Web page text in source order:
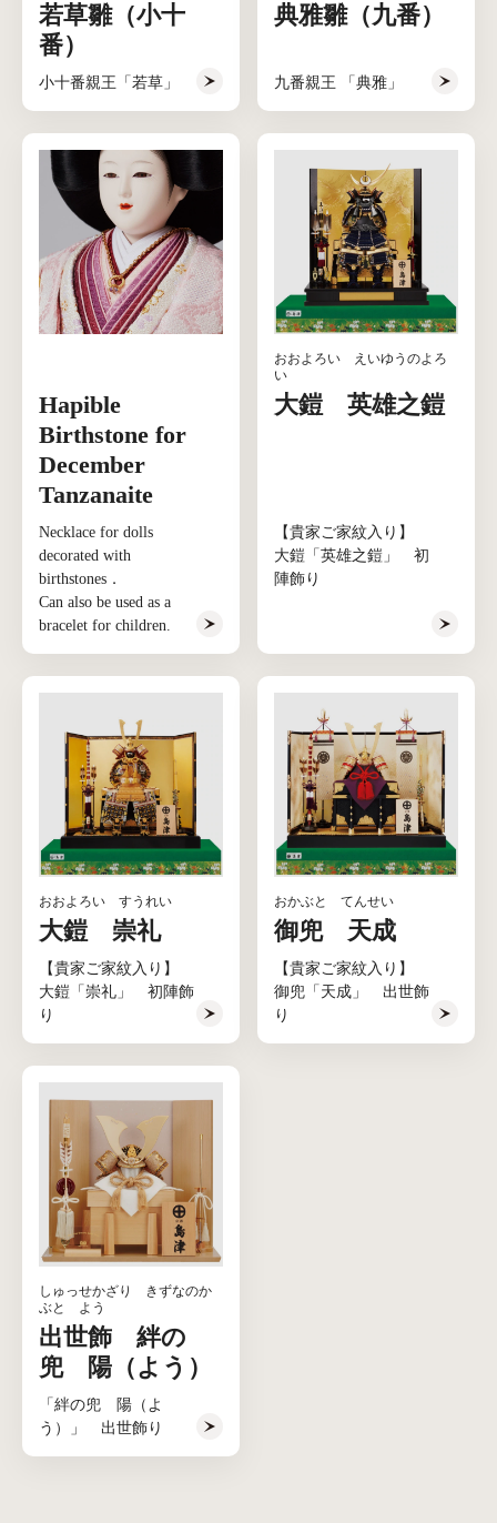
若草雛（小十
番）
小十番親王「若草」
典雅雛（九番）
九番親王 「典雅」
Hapible
Birthstone for
December
Tanzanaite
Necklace for dolls
decorated with
birthstones．
Can also be used as a
bracelet for children.
おおよろい えいゆうのよろ
い
大鎧 英雄之鎧
【貴家ご家紋入り】
大鎧「英雄之鎧」 初
陣飾り
おおよろい すうれい
大鎧 崇礼
【貴家ご家紋入り】
大鎧「崇礼」 初陣飾
り
おかぶと てんせい
御兜 天成
【貴家ご家紋入り】
御兜「天成」 出世飾
り
しゅっせかざり きずなのか
ぶと よう
出世飾 絆の
兜 陽（よう）
「絆の兜 陽（よ
う）」 出世飾り